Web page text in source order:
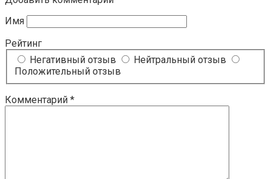
Имя
Рейтинг
Негативный отзыв
Нейтральный отзыв
Положительный отзыв
Комментарий *